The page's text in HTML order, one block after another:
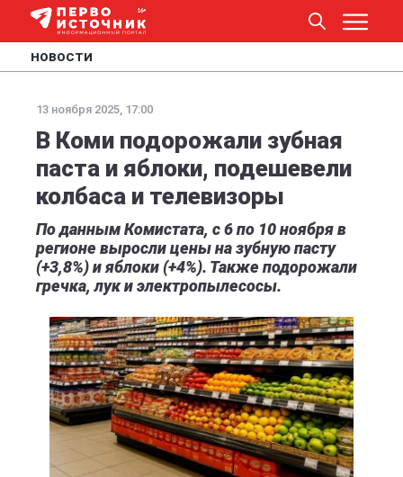
НОВОСТИ
13 ноября 2025, 17:00
В Коми подорожали зубная
паста и яблоки, подешевели
колбаса и телевизоры
По данным Комистата, с 6 по 10 ноября в
регионе выросли цены на зубную пасту
(+3,8%) и яблоки (+4%). Также подорожали
гречка, лук и электропылесосы.